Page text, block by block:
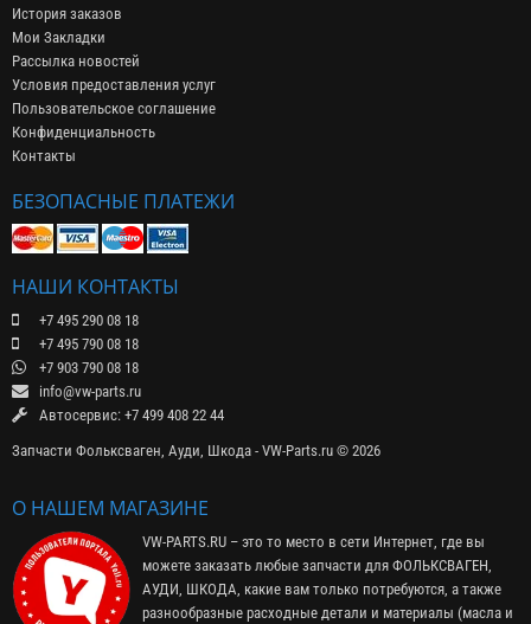
История заказов
Мои Закладки
Рассылка новостей
Условия предоставления услуг
Пользовательское соглашение
Конфиденциальность
Контакты
БЕЗОПАСНЫЕ ПЛАТЕЖИ
НАШИ КОНТАКТЫ
+7 495 290 08 18
+7 495 790 08 18
+7 903 790 08 18
info@vw-parts.ru
Автосервис: +7 499 408 22 44
Запчасти Фольксваген, Ауди, Шкода - VW-Parts.ru © 2026
О НАШЕМ МАГАЗИНЕ
VW-PARTS.RU – это то место в сети Интернет, где вы
можете заказать любые запчасти для ФОЛЬКСВАГЕН,
АУДИ, ШКОДА, какие вам только потребуются, а также
разнообразные расходные детали и материалы (масла и